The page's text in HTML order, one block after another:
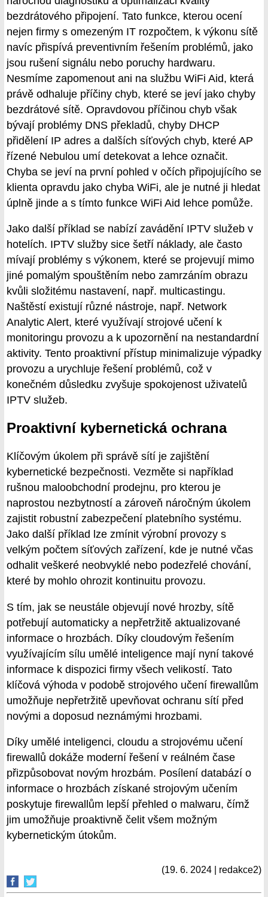
bezdrátového připojení. Tato funkce, kterou ocení
nejen firmy s omezeným IT rozpočtem, k výkonu sítě
navíc přispívá preventivním řešením problémů, jako
jsou rušení signálu nebo poruchy hardwaru.
Nesmíme zapomenout ani na službu WiFi Aid, která
právě odhaluje příčiny chyb, které se jeví jako chyby
bezdrátové sítě. Opravdovou příčinou chyb však
bývají problémy DNS překladů, chyby DHCP
přidělení IP adres a dalších síťových chyb, které AP
řízené Nebulou umí detekovat a lehce označit.
Chyba se jeví na první pohled v očích připojujícího se
klienta opravdu jako chyba WiFi, ale je nutné ji hledat
úplně jinde a s tímto funkce WiFi Aid lehce pomůže.
Jako další příklad se nabízí zavádění IPTV služeb v
hotelích. IPTV služby sice šetří náklady, ale často
mívají problémy s výkonem, které se projevují mimo
jiné pomalým spouštěním nebo zamrzáním obrazu
kvůli složitému nastavení, např. multicastingu.
Naštěstí existují různé nástroje, např. Network
Analytic Alert, které využívají strojové učení k
monitoringu provozu a k upozornění na nestandardní
aktivity. Tento proaktivní přístup minimalizuje výpadky
provozu a urychluje řešení problémů, což v
konečném důsledku zvyšuje spokojenost uživatelů
IPTV služeb.
Proaktivní kybernetická ochrana
Klíčovým úkolem při správě sítí je zajištění
kybernetické bezpečnosti. Vezměte si například
rušnou maloobchodní prodejnu, pro kterou je
naprostou nezbytností a zároveň náročným úkolem
zajistit robustní zabezpečení platebního systému.
Jako další příklad lze zmínit výrobní provozy s
velkým počtem síťových zařízení, kde je nutné včas
odhalit veškeré neobvyklé nebo podezřelé chování,
které by mohlo ohrozit kontinuitu provozu.
S tím, jak se neustále objevují nové hrozby, sítě
potřebují automaticky a nepřetržitě aktualizované
informace o hrozbách. Díky cloudovým řešením
využívajícím sílu umělé inteligence mají nyní takové
informace k dispozici firmy všech velikostí. Tato
klíčová výhoda v podobě strojového učení firewallům
umožňuje nepřetržitě upevňovat ochranu sítí před
novými a doposud neznámými hrozbami.
Díky umělé inteligenci, cloudu a strojovému učení
firewallů dokáže moderní řešení v reálném čase
přizpůsobovat novým hrozbám. Posílení databází o
informace o hrozbách získané strojovým učením
poskytuje firewallům lepší přehled o malwaru, čímž
jim umožňuje proaktivně čelit všem možným
kybernetickým útokům.
(19. 6. 2024 | redakce2)